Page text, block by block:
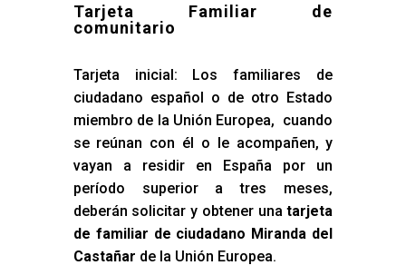
Tarjeta Familiar de
comunitario
Tarjeta inicial: Los familiares de
ciudadano español o de otro Estado
miembro de la Unión Europea, cuando
se reúnan con él o le acompañen, y
vayan a residir en España por un
período superior a tres meses,
deberán solicitar y obtener unatarjeta
de familiar de ciudadano Miranda del
Castañar de la Unión Europea.